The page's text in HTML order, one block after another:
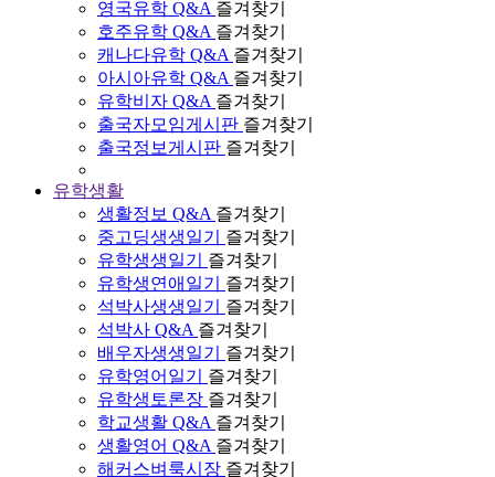
영국유학 Q&A 즐겨찾기
호주유학 Q&A 즐겨찾기
캐나다유학 Q&A 즐겨찾기
아시아유학 Q&A 즐겨찾기
유학비자 Q&A 즐겨찾기
출국자모임게시판 즐겨찾기
출국정보게시판 즐겨찾기
유학생활
생활정보 Q&A 즐겨찾기
중고딩생생일기
즐겨찾기
유학생생일기
즐겨찾기
유학생연애일기
즐겨찾기
석박사생생일기
즐겨찾기
석박사 Q&A 즐겨찾기
배우자생생일기
즐겨찾기
유학영어일기
즐겨찾기
유학생토론장 즐겨찾기
학교생활 Q&A 즐겨찾기
생활영어 Q&A 즐겨찾기
해커스벼룩시장 즐겨찾기